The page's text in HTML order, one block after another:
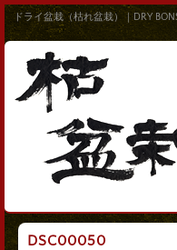
ドライ盆栽（枯れ盆栽）｜DRY
DSC00050